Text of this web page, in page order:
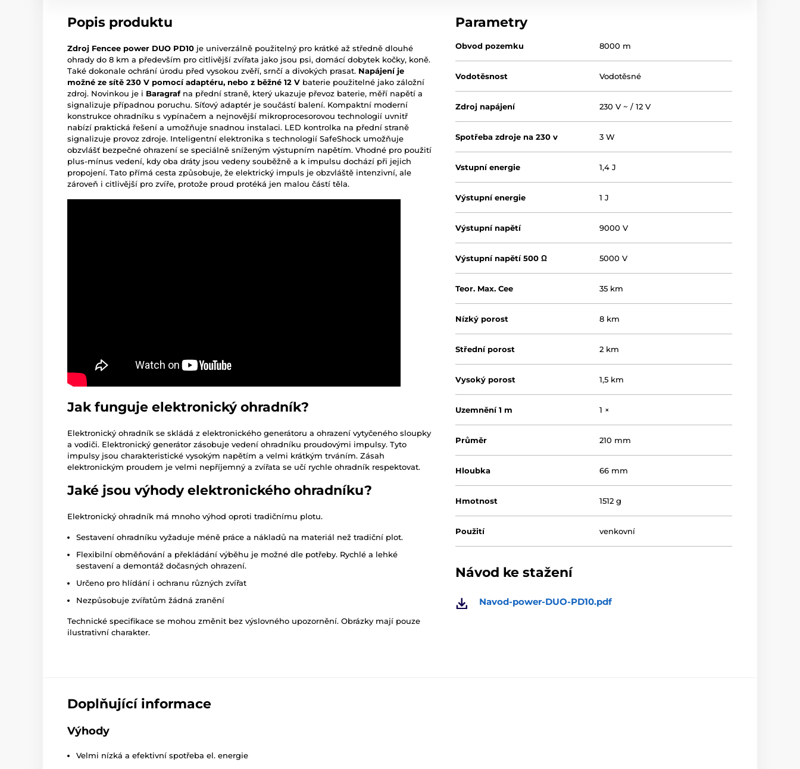
Popis produktu
Zdroj Fencee power DUO PD10 je univerzálně použitelný pro krátké až středně dlouhé
ohrady do 8 km a především pro citlivější zvířata jako jsou psi, domácí dobytek kočky, koně.
Také dokonale ochrání úrodu před vysokou zvěří, srnčí a divokých prasat. Napájení je
možné ze sítě 230 V pomocí adaptéru, nebo z běžné 12 V baterie použitelné jako záložní
zdroj. Novinkou je i Baragrafna přední straně, který ukazuje převoz baterie, měří napětí a
signalizuje případnou poruchu. Síťový adaptér je součástí balení. Kompaktní moderní
konstrukce ohradníku s vypínačem a nejnovější mikroprocesorovou technologií uvnitř
nabízí praktická řešení a umožňuje snadnou instalaci. LED kontrolka na přední straně
signalizuje provoz zdroje. Inteligentní elektronika s technologií SafeShock umožňuje
obzvlášť bezpečné ohrazení se speciálně sníženým výstupním napětím. Vhodné pro použití
plus-mínus vedení, kdy oba dráty jsou vedeny souběžně a k impulsu dochází při jejich
propojení. Tato přímá cesta způsobuje, že elektrický impuls je obzvláště intenzivní, ale
zároveň i citlivější pro zvíře, protože proud protéká jen malou částí těla.
Jak funguje elektronický ohradník?
Elektronický ohradník se skládá z elektronického generátoru a ohrazení vytyčeného sloupky
a vodiči. Elektronický generátor zásobuje vedení ohradníku proudovými impulsy. Tyto
impulsy jsou charakteristické vysokým napětím a velmi krátkým trváním. Zásah
elektronickým proudem je velmi nepříjemný a zvířata se učí rychle ohradník respektovat.
Jaké jsou výhody elektronického ohradníku?
Elektronický ohradník má mnoho výhod oproti tradičnímu plotu.
Sestavení ohradníku vyžaduje méně práce a nákladů na materiál než tradiční plot.
Flexibilní obměňování a překládání výběhu je možné dle potřeby. Rychlé a lehké
sestavení a demontáž dočasných ohrazení.
Určeno pro hlídání i ochranu různých zvířat
Nezpůsobuje zvířatům žádná zranění
Technické specifikace se mohou změnit bez výslovného upozornění. Obrázky mají pouze
ilustrativní charakter.
Parametry
Obvod pozemku 8000 m
Vodotěsnost Vodotěsné
Zdroj napájení 230 V ~ / 12 V
Spotřeba zdroje na 230 v 3 W
Vstupní energie 1,4 J
Výstupní energie 1 J
Výstupní napětí 9000 V
Výstupní napětí 500 Ω 5000 V
Teor. Max. Cee 35 km
Nízký porost 8 km
Střední porost 2 km
Vysoký porost 1,5 km
Uzemnění 1 m 1 ×
Průměr 210 mm
Hloubka 66 mm
Hmotnost 1512 g
Použití venkovní
Návod ke stažení
Navod-power-DUO-PD10.pdf
Doplňující informace
Výhody
Velmi nízká a efektivní spotřeba el. energie